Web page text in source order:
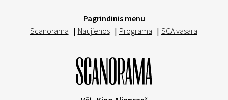
Pagrindinis menu
Scanorama | Naujienos | Programa | SCA vasara